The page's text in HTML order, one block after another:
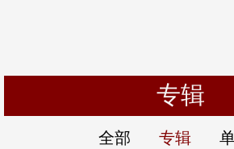
专辑
全部 专辑